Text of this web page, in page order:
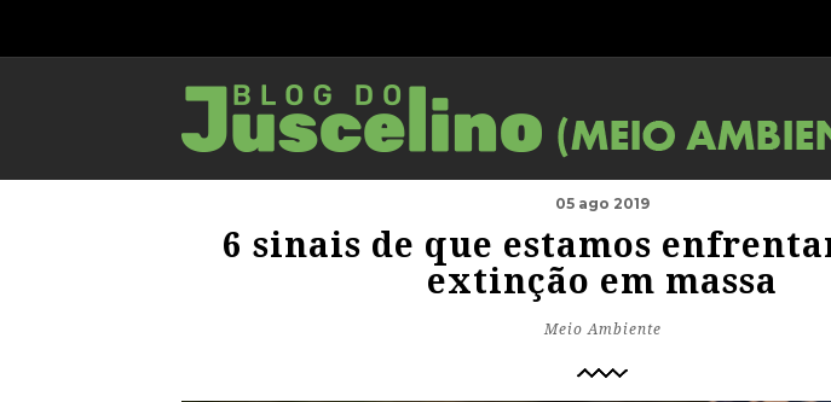
05 ago 2019
6 sinais de que estamos
extinção em massa
Meio Ambiente